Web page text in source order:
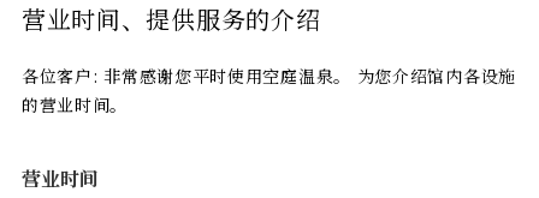
营业时间、提供服务的介绍
各位客户: 非常感谢您平时使用空庭温泉。 为您介绍馆内各设施
的营业时间。
营业时间